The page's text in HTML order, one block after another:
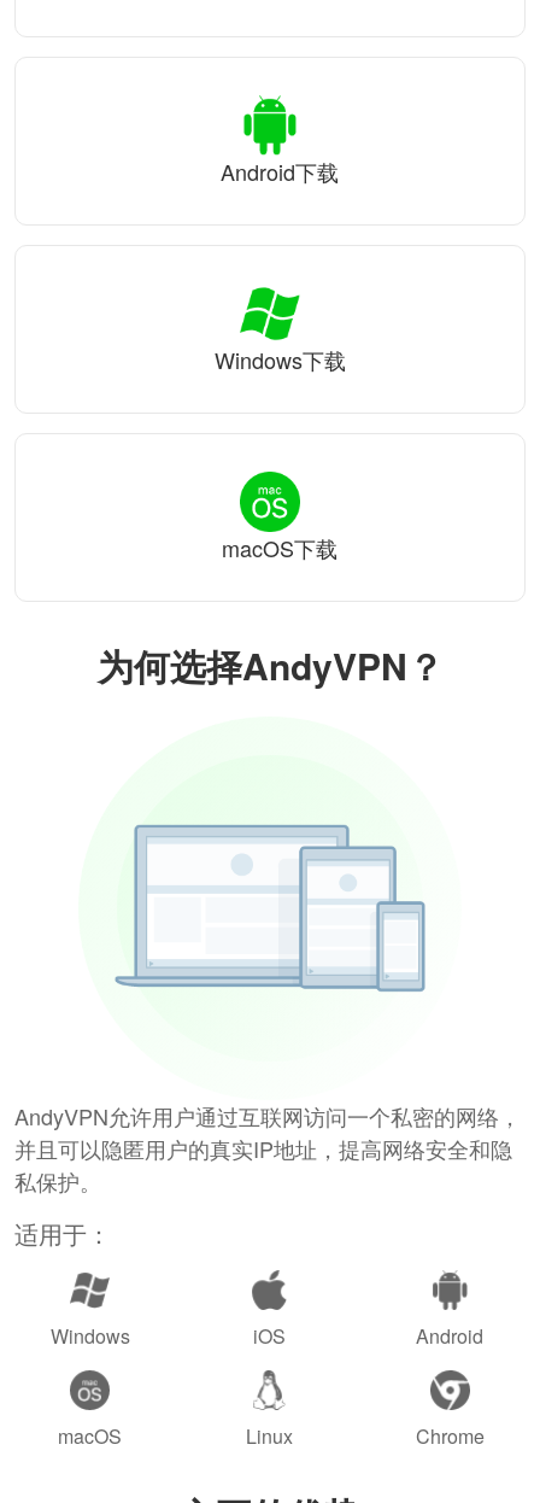
为何选择AndyVPN？
AndyVPN允许用户通过互联网访问一个私密的网络，
并且可以隐匿用户的真实IP地址，提高网络安全和隐
私保护。
适用于：
Windows iOS Android
macOS Linux Chrome
Android下载
Windows下载
macOS下载